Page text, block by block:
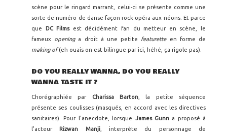
scène pour le ringard marrant, celui-ci se présente comme une
sorte de numéro de danse façon rock opéra aux néons. Et parce
que
DC Filmsest décidément fan du metteur en scène, le
fameux openinga droit à une petite featuretteen forme de
making of(eh ouais on est bilingue par ici, héhé, ça rigole pas).
DO YOU REALLY WANNA, DO YOU REALLY
WANNA TASTE IT ?
Chorégraphiée par Charissa Barton , la petite séquence
présente ses coulisses (masqués, en accord avec les directives
sanitaires). Pour l'anecdote, lorsque James Gunna proposé à
l'acteur
Rizwan Manji, interprète du personnage de